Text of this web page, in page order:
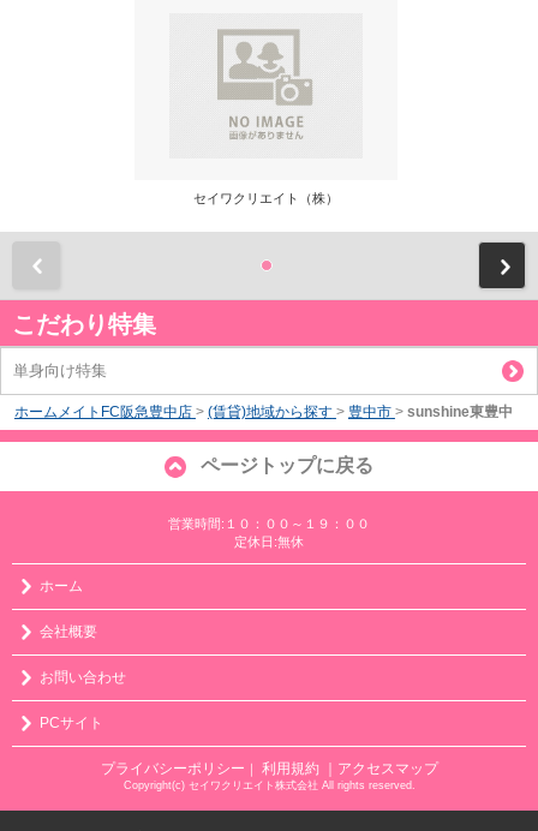
セイワクリエイト（株）
こだわり特集
単身向け特集
ホームメイトFC阪急豊中店 > (賃貸)地域から探す > 豊中市 > sunshine東豊中
ページトップに戻る
営業時間:１０：００～１９：００
定休日:無休
ホーム
会社概要
お問い合わせ
PCサイト
プライバシーポリシー 利用規約 ｜アクセスマップ
Copyright(c) セイワクリエイト株式会社 All rights reserved.